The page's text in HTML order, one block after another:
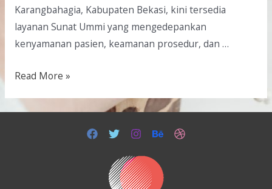
Karangbahagia, Kabupaten Bekasi, kini tersedia
layanan Sunat Ummi yang mengedepankan
kenyamanan pasien, keamanan prosedur, dan …
Read More »